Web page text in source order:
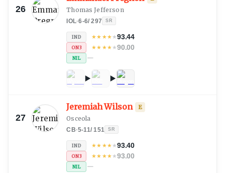
26 Thomas Jefferson
IOL·6-6/297 SR
IND ★★ ★★★93.44
ON3 ★★ ★★★90.00
NIL —
27
Jeremiah Wilson E
Osceola
CB·5-11/ 151 SR
IND ★★ ★★★93.40
ON3 ★★ ★★★93.00
NIL —